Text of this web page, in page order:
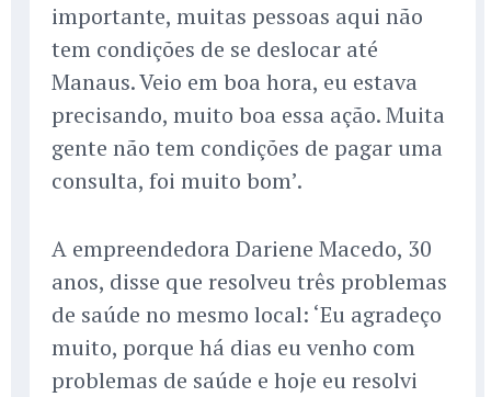
importante, muitas pessoas aqui não
tem condições de se deslocar até
Manaus. Veio em boa hora, eu estava
precisando, muito boa essa ação. Muita
gente não tem condições de pagar uma
consulta, foi muito bom’.
A empreendedora Dariene Macedo, 30
anos, disse que resolveu três problemas
de saúde no mesmo local: ‘Eu agradeço
muito, porque há dias eu venho com
problemas de saúde e hoje eu resolvi